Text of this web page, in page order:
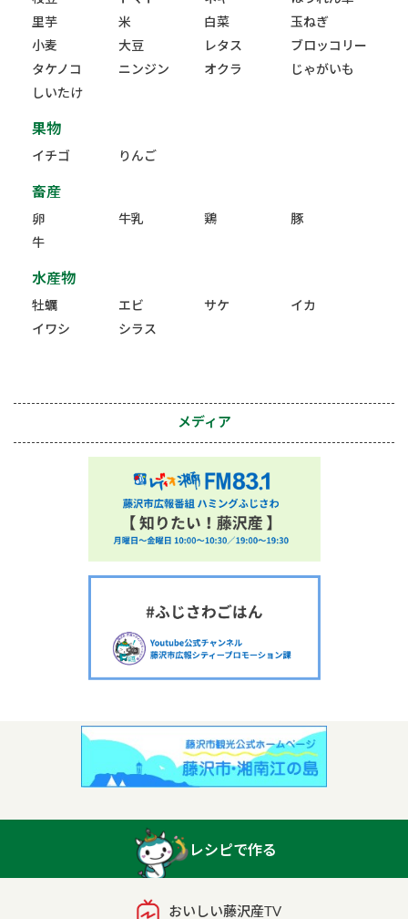
里芋
米 白菜
玉ねぎ
小麦
大豆 レタス
ブロッコリー
タケノコ
ニンジン オクラ
じゃがいも
しいたけ
果物
イチゴ りんご
畜産
卵 牛乳 鶏
豚
牛
水産物
牡蠣 エビ サケ
イカ
イワシ
シラス
メディア
レシピで作る
おいしい藤沢産TV